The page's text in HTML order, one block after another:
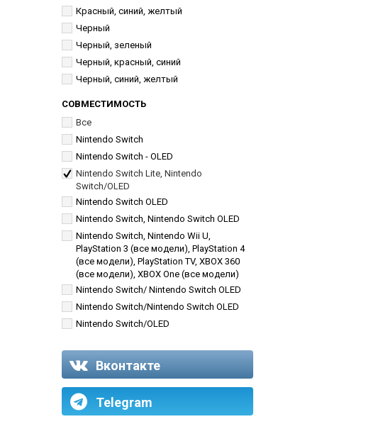
Красный, синий, желтый
Черный
Черный, зеленый
Черный, красный, синий
Черный, синий, желтый
СОВМЕСТИМОСТЬ
Все
Nintendo Switch
Nintendo Switch - OLED
Nintendo Switch Lite, Nintendo
Switch/OLED
Nintendo Switch OLED
Nintendo Switch, Nintendo Switch OLED
Nintendo Switch, Nintendo Wii U,
PlayStation 3 (все модели), PlayStation 4
(все модели), PlayStation TV, XBOX 360
(все модели), XBOX One (все модели)
Nintendo Switch/ Nintendo Switch OLED
Nintendo Switch/Nintendo Switch OLED
Nintendo Switch/OLED
Вконтакте
Telegram